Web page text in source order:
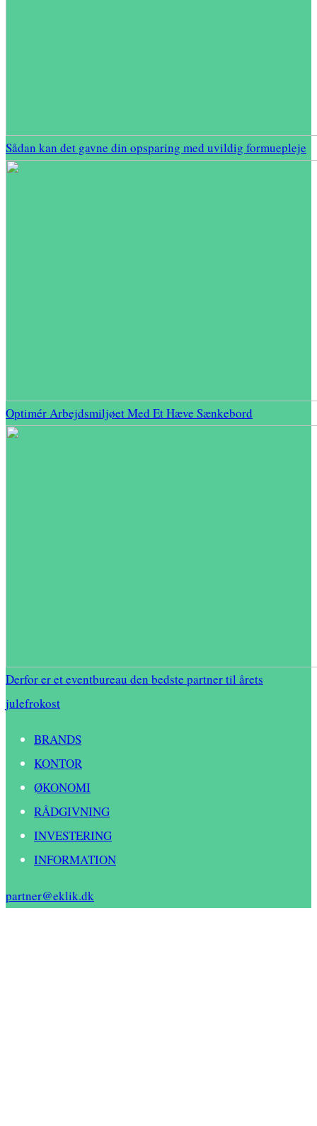
Sådan kan det gavne din opsparing med uvildig formuepleje
Optimér Arbejdsmiljøet Med Et Hæve Sænkebord
Derfor er et eventbureau den bedste partner til årets
julefrokost
BRANDS
KONTOR
ØKONOMI
RÅDGIVNING
INVESTERING
INFORMATION
partner@eklik.dk